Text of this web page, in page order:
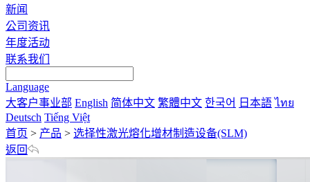
新闻
公司资讯
年度活动
联系我们
Language
大客户事业部 English 简体中文 繁體中文 한국어 日本語 ไทย
Deutsch Tiếng Việt
首页 > 产品 > 选择性激光熔化增材制造设备(SLM)
返回